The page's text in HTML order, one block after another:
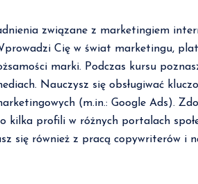
związane z marketingiem
Cię w świat marketingu,
marki. Podczas kursu
Nauczysz się obsługiwać
(m.in.: Google Ads).
kilka profili w różnych portalach
się również z pracą copywriterów i